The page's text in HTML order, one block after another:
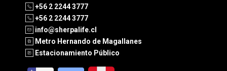
+56 2 2244 3777
+56 2 2244 3777
info@sherpalife.cl
Metro Hernando de Magallanes
Estacionamiento Público